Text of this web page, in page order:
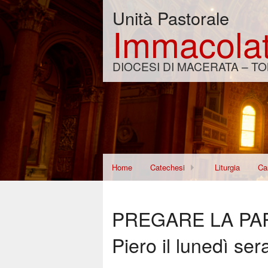
Unità Pastorale
DIOCESI DI MACERATA –
Home Catechesi Liturgia
PREGARE LA
Piero il lunedì